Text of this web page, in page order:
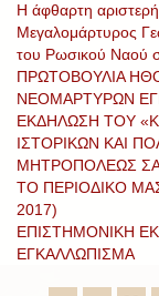
Η άφθαρτη
Μεγαλομάρτυρος
του Ρωσικού Ναού
ΠΡΩΤΟΒΟΥΛΙΑ
ΝΕΟΜΑΡΤΥΡΩΝ
ΕΚΔΗΛΩΣΗ ΤΟΥ
ΙΣΤΟΡΙΚΩΝ ΚΑΙ
ΜΗΤΡΟΠΟΛΕΩΣ
ΤΟ ΠΕΡΙΟΔΙΚΟ
2017)
ΕΠΙΣΤΗΜΟΝΙΚΗ
ΕΓΚΑΛΛΩΠΙΣΜΑ